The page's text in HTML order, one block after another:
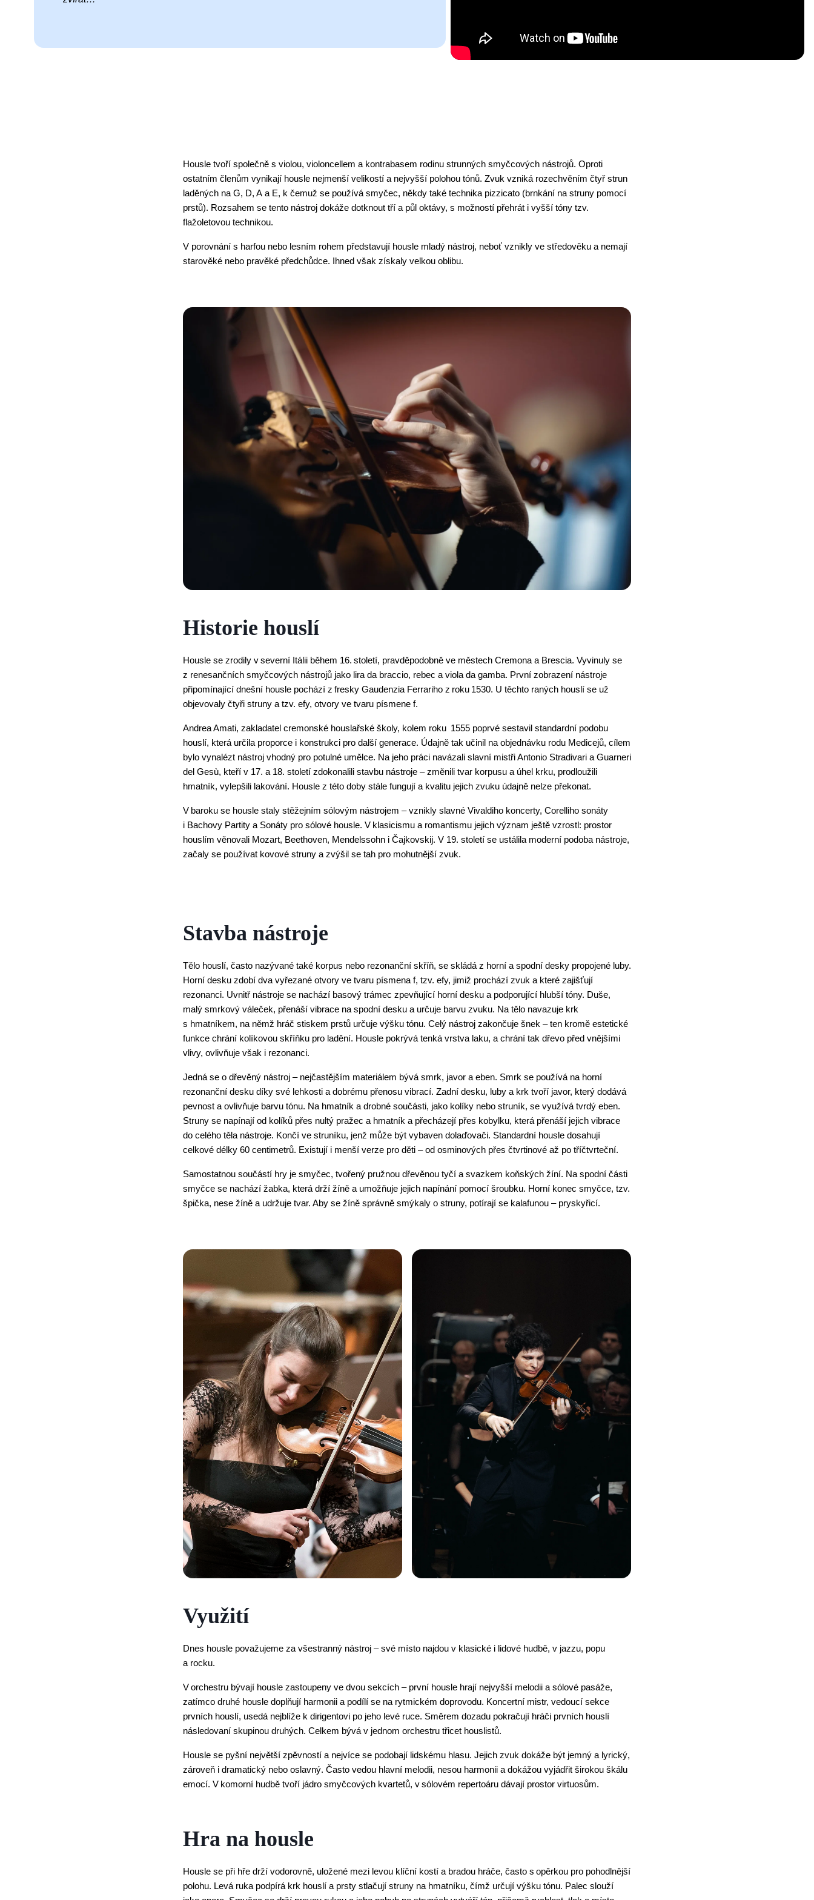
Housle tvoří společně s violou, violoncellem a kontrabasem rodinu strunných smyčcových nástrojů. Oproti
ostatním členům vynikají housle nejmenší velikostí a nejvyšší polohou tónů. Zvuk vzniká rozechvěním čtyř strun
laděných na G, D, A a E, k čemuž se používá smyčec, někdy také technika pizzicato (brnkání na struny pomocí
prstů). Rozsahem se tento nástroj dokáže dotknout tří a půl oktávy, s možností přehrát i vyšší tóny tzv.
flažoletovou technikou.
V porovnání s harfou nebo lesním rohem představují housle mladý nástroj, neboť vznikly ve středověku a nemají
starověké nebo pravěké předchůdce. Ihned však získaly velkou oblibu.
Historie houslí
Housle se zrodily v severní Itálii během 16. století, pravděpodobně ve městech Cremona a Brescia. Vyvinuly se
z renesančních smyčcových nástrojů jako lira da braccio, rebec a viola da gamba. První zobrazení nástroje
připomínající dnešní housle pochází z fresky Gaudenzia Ferrariho z roku 1530. U těchto raných houslí se už
objevovaly čtyři struny a tzv. efy, otvory ve tvaru písmene f.
Andrea Amati, zakladatel cremonské houslařské školy, kolem roku  1555 poprvé sestavil standardní podobu
houslí, která určila proporce i konstrukci pro další generace. Údajně tak učinil na objednávku rodu Medicejů, cílem
bylo vynalézt nástroj vhodný pro potulné umělce. Na jeho práci navázali slavní mistři Antonio Stradivari a Guarneri
del Gesù, kteří v 17. a 18. století zdokonalili stavbu nástroje – změnili tvar korpusu a úhel krku, prodloužili
hmatník, vylepšili lakování. Housle z této doby stále fungují a kvalitu jejich zvuku údajně nelze překonat.
V baroku se housle staly stěžejním sólovým nástrojem – vznikly slavné Vivaldiho koncerty, Corelliho sonáty
i Bachovy Partity a Sonáty pro sólové housle. V klasicismu a romantismu jejich význam ještě vzrostl: prostor
houslím věnovali Mozart, Beethoven, Mendelssohn i Čajkovskij. V 19. století se ustálila moderní podoba nástroje,
začaly se používat kovové struny a zvýšil se tah pro mohutnější zvuk.
Stavba nástroje
Tělo houslí, často nazývané také korpus nebo rezonanční skříň, se skládá z horní a spodní desky propojené luby.
Horní desku zdobí dva vyřezané otvory ve tvaru písmena f, tzv. efy, jimiž prochází zvuk a které zajišťují
rezonanci. Uvnitř nástroje se nachází basový trámec zpevňující horní desku a podporující hlubší tóny. Duše,
malý smrkový váleček, přenáší vibrace na spodní desku a určuje barvu zvuku. Na tělo navazuje krk
s hmatníkem, na němž hráč stiskem prstů určuje výšku tónu. Celý nástroj zakončuje šnek – ten kromě estetické
funkce chrání kolíkovou skříňku pro ladění. Housle pokrývá tenká vrstva laku, a chrání tak dřevo před vnějšími
vlivy, ovlivňuje však i rezonanci.
Jedná se o dřevěný nástroj – nejčastějším materiálem bývá smrk, javor a eben. Smrk se používá na horní
rezonanční desku díky své lehkosti a dobrému přenosu vibrací. Zadní desku, luby a krk tvoří javor, který dodává
pevnost a ovlivňuje barvu tónu. Na hmatník a drobné součásti, jako kolíky nebo struník, se využívá tvrdý eben.
Struny se napínají od kolíků přes nultý pražec a hmatník a přecházejí přes kobylku, která přenáší jejich vibrace
do celého těla nástroje. Končí ve struníku, jenž může být vybaven dolaďovači. Standardní housle dosahují
celkové délky 60 centimetrů. Existují i menší verze pro děti – od osminových přes čtvrtinové až po tříčtvrteční.
Samostatnou součástí hry je smyčec, tvořený pružnou dřevěnou tyčí a svazkem koňských žíní. Na spodní části
smyčce se nachází žabka, která drží žíně a umožňuje jejich napínání pomocí šroubku. Horní konec smyčce, tzv.
špička, nese žíně a udržuje tvar. Aby se žíně správně smýkaly o struny, potírají se kalafunou – pryskyřicí.
Využití
Dnes housle považujeme za všestranný nástroj – své místo najdou v klasické i lidové hudbě, v jazzu, popu
a rocku.
V orchestru bývají housle zastoupeny ve dvou sekcích – první housle hrají nejvyšší melodii a sólové pasáže,
zatímco druhé housle doplňují harmonii a podílí se na rytmickém doprovodu. Koncertní mistr, vedoucí sekce
prvních houslí, usedá nejblíže k dirigentovi po jeho levé ruce. Směrem dozadu pokračují hráči prvních houslí
následovaní skupinou druhých. Celkem bývá v jednom orchestru třicet houslistů.
Housle se pyšní největší zpěvností a nejvíce se podobají lidskému hlasu. Jejich zvuk dokáže být jemný a lyrický,
zároveň i dramatický nebo oslavný. Často vedou hlavní melodii, nesou harmonii a dokážou vyjádřit širokou škálu
emocí. V komorní hudbě tvoří jádro smyčcových kvartetů, v sólovém repertoáru dávají prostor virtuosům.
Hra na housle
Housle se při hře drží vodorovně, uložené mezi levou klíční kostí a bradou hráče, často s opěrkou pro pohodlnější
polohu. Levá ruka podpírá krk houslí a prsty stlačují struny na hmatníku, čímž určují výšku tónu. Palec slouží